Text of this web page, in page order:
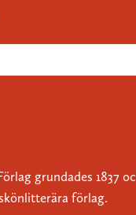
grundades 1837
förlag.